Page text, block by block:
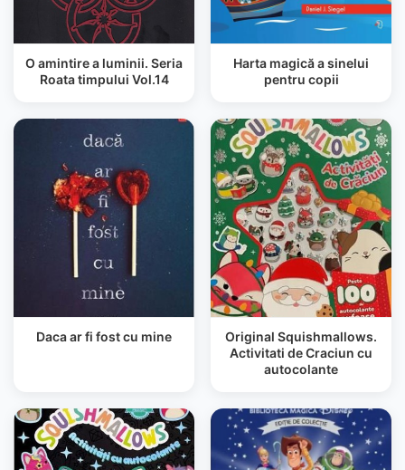
O amintire a luminii. Seria
Roata timpului Vol.14
Harta magică a sinelui
pentru copii
Daca ar fi fost cu mine
Original Squishmallows.
Activitati de Craciun cu
autocolante